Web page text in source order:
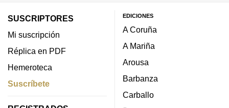
SUSCRIPTORES
Mi suscripción
Réplica en PDF
Hemeroteca
Suscríbete
EDICIONES
A Coruña
A Mariña
Arousa
Barbanza
Carballo